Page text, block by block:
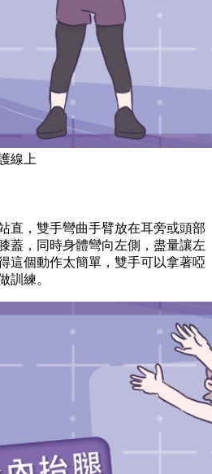
線上
直，雙手彎曲手臂放在耳旁或頭部
蓋，同時身體彎向左側，盡量讓左
這個動作太簡單，雙手可以拿著啞
訓練。